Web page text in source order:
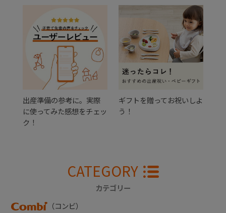
出産準備の参考に。実際
に使ってみた感想をチェッ
ク！
ギフトを贈ってお祝いしよ
う！
CATEGORY
カテゴリー
（コンビ）